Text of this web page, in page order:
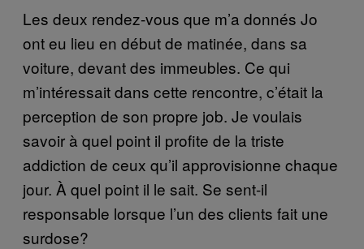
Les deux rendez-vous que m’a donnés Jo
ont eu lieu en début de matinée, dans sa
voiture, devant des immeubles. Ce qui
m’intéressait dans cette rencontre, c’était la
perception de son propre job. Je voulais
savoir à quel point il profite de la triste
addiction de ceux qu’il approvisionne chaque
jour. À quel point il le sait. Se sent-il
responsable lorsque l’un des clients fait une
surdose?